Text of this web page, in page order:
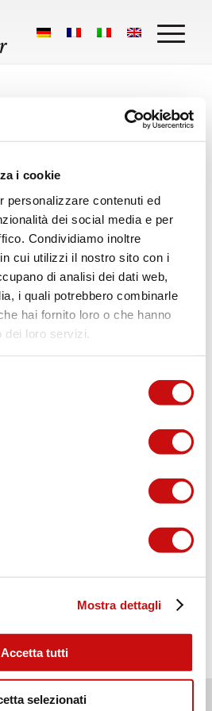
i cookie
personalizzare contenuti ed
dei social media e per
Condividiamo inoltre
cui utilizzi il nostro sito con i
di analisi dei dati web,
i quali potrebbero combinarle
hai fornito loro o che hanno
loro servizi.
Mostra dettagli
Accetta tutti
selezionati
escursionisti:
Bewertungen
Bewertung schreiben
ganz schön hart mit dem
Mit 10kg Rucksack. Aber
von: Trustindex
AG